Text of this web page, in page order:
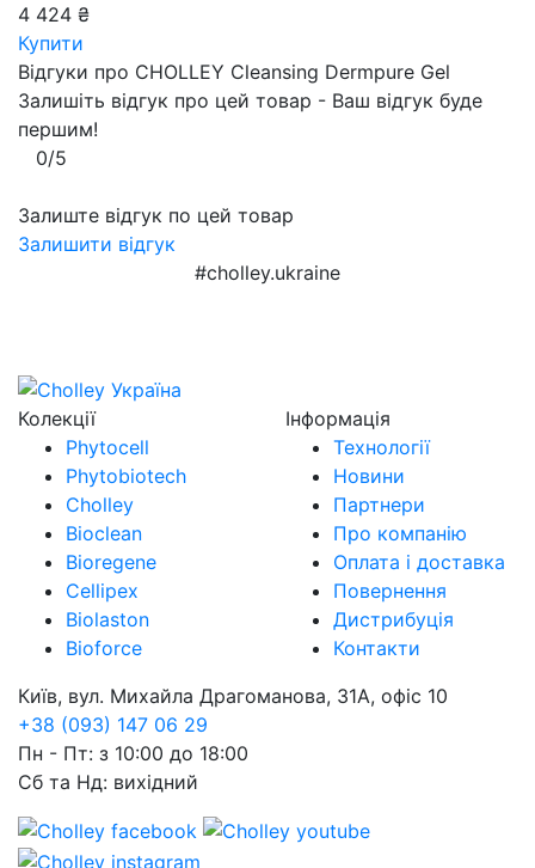
4 424 ₴
Купити
Відгуки про CHOLLEY Cleansing Dermpure Gel
Залишіть відгук про цей товар - Ваш відгук буде
першим!
0/5
Залиште відгук по цей товар
Залишити відгук
#cholley.ukraine
Колекції
Phytocell
Phytobiotech
Cholley
Bioclean
Bioregene
Cellipex
Biolaston
Bioforce
Інформація
Технології
Новини
Партнери
Про компанію
Оплата і доставка
Повернення
Дистрибуція
Контакти
Київ, вул. Михайла Драгоманова, 31А, офіс 10
+38 (093) 147 06 29
Пн - Пт: з 10:00 до 18:00
Сб та Нд: вихідний